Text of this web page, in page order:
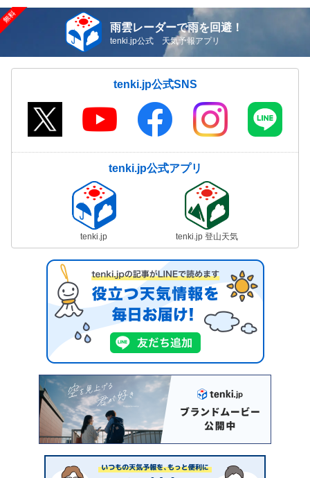
雨雲レーダーで雨を回避！
tenki.jp公式 天気予報アプリ
tenki.jp公式SNS
tenki.jp公式アプリ
tenki.jp tenki.jp 登山天気